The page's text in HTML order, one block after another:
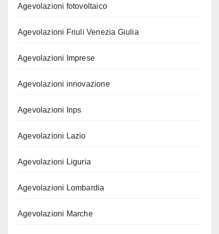
Agevolazioni fotovoltaico
Agevolazioni Friuli Venezia Giulia
Agevolazioni Imprese
Agevolazioni innovazione
Agevolazioni Inps
Agevolazioni Lazio
Agevolazioni Liguria
Agevolazioni Lombardia
Agevolazioni Marche